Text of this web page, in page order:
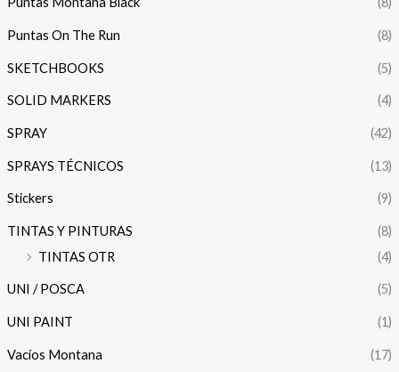
Puntas On The Run (8)
SKETCHBOOKS (5)
SOLID MARKERS (4)
SPRAY (42)
SPRAYS TÉCNICOS (13)
Stickers (9)
TINTAS Y PINTURAS
(8)
TINTAS OTR
(4)
UNI / POSCA (5)
UNI PAINT (1)
Vacíos Montana (17)